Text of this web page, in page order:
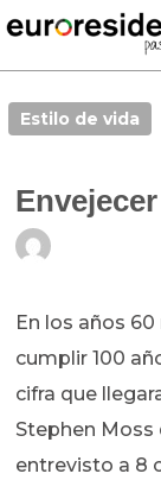
Estilo de vida
En los años
cumplir 100
cifra que
Stephen Moss
entrevisto a 8